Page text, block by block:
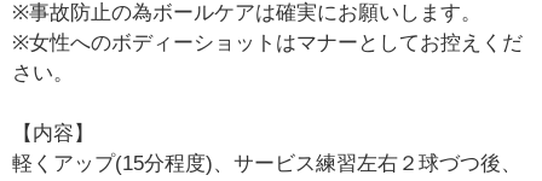
※事故防止の為ボールケアは確実にお願いします。
※女性へのボディーショットはマナーとしてお控えくだ
さい。
【内容】
軽くアップ(15分程度)、サービス練習左右２球づつ後、